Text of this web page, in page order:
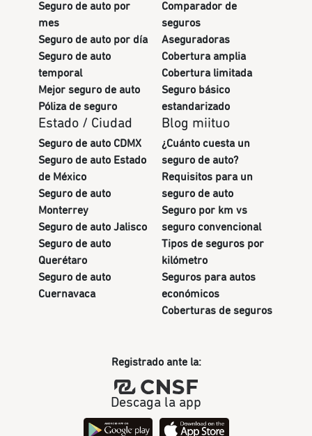
Seguro de auto por
mes
Seguro de auto por día
Seguro de auto
temporal
Mejor seguro de auto
Póliza de seguro
Comparador de
seguros
Aseguradoras
Cobertura amplia
Cobertura limitada
Seguro básico
estandarizado
Estado / Ciudad
Seguro de auto CDMX
Seguro de auto Estado
de México
Seguro de auto
Monterrey
Seguro de auto Jalisco
Seguro de auto
Querétaro
Seguro de auto
Cuernavaca
Blog miituo
¿Cuánto cuesta un
seguro de auto?
Requisitos para un
seguro de auto
Seguro por km vs
seguro convencional
Tipos de seguros por
kilómetro
Seguros para autos
económicos
Coberturas de seguros
Registrado ante la:
Descaga la app